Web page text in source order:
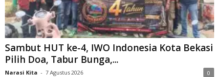
Sambut HUT ke-4, IWO Indonesia Kota Bekasi
Pilih Doa, Tabur Bunga,...
Narasi Kita - 7 Agustus 2026 0